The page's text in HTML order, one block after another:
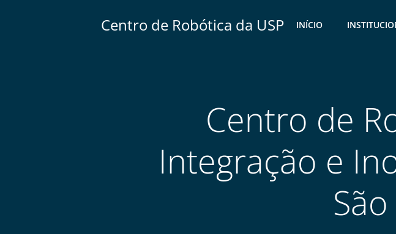
Centro de Robótica da USP INÍCIO
Centro de
Integração e